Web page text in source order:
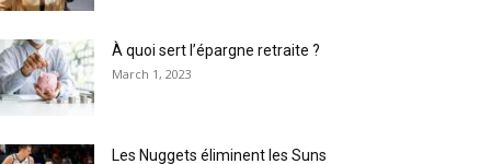
À quoi sert l’épargne retraite ?
March 1, 2023
Les Nuggets éliminent les Suns